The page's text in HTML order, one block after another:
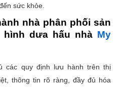
sức khỏe.
nhà phân phối sản
hình dưa hấu nhà My
các quy định lưu hành trên thị
thông tin rõ ràng, đầy đủ hóa